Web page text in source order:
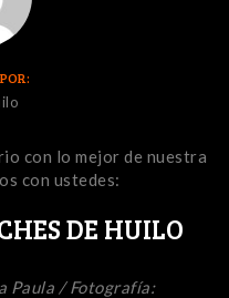
con lo mejor de nuestra
con ustedes:
DE HUILO
Paula / Fotografía: